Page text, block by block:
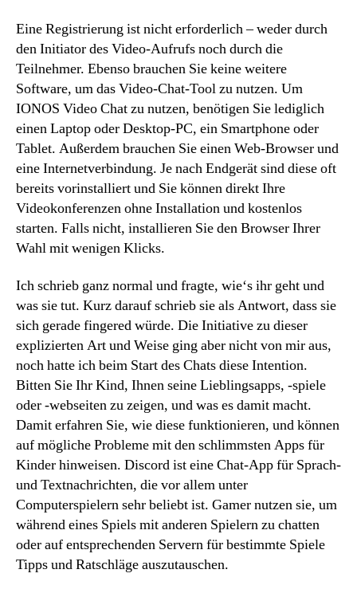
Eine Registrierung ist nicht erforderlich – weder durch
den Initiator des Video-Aufrufs noch durch die
Teilnehmer. Ebenso brauchen Sie keine weitere
Software, um das Video-Chat-Tool zu nutzen. Um
IONOS Video Chat zu nutzen, benötigen Sie lediglich
einen Laptop oder Desktop-PC, ein Smartphone oder
Tablet. Außerdem brauchen Sie einen Web-Browser und
eine Internetverbindung. Je nach Endgerät sind diese oft
bereits vorinstalliert und Sie können direkt Ihre
Videokonferenzen ohne Installation und kostenlos
starten. Falls nicht, installieren Sie den Browser Ihrer
Wahl mit wenigen Klicks.
Ich schrieb ganz normal und fragte, wie‘s ihr geht und
was sie tut. Kurz darauf schrieb sie als Antwort, dass sie
sich gerade fingered würde. Die Initiative zu dieser
explizierten Art und Weise ging aber nicht von mir aus,
noch hatte ich beim Start des Chats diese Intention.
Bitten Sie Ihr Kind, Ihnen seine Lieblingsapps, -spiele
oder -webseiten zu zeigen, und was es damit macht.
Damit erfahren Sie, wie diese funktionieren, und können
auf mögliche Probleme mit den schlimmsten Apps für
Kinder hinweisen. Discord ist eine Chat-App für Sprach-
und Textnachrichten, die vor allem unter
Computerspielern sehr beliebt ist. Gamer nutzen sie, um
während eines Spiels mit anderen Spielern zu chatten
oder auf entsprechenden Servern für bestimmte Spiele
Tipps und Ratschläge auszutauschen.